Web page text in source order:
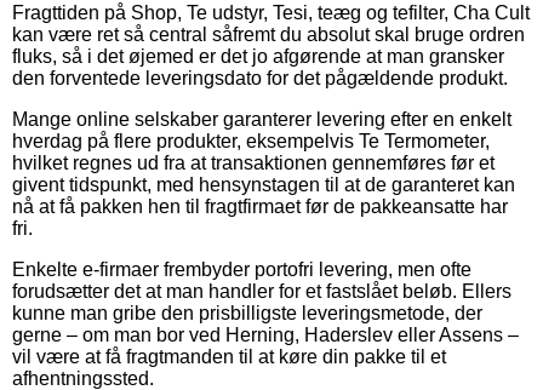
Fragttiden på Shop, Te udstyr, Tesi, teæg og tefilter, Cha Cult
kan være ret så central såfremt du absolut skal bruge ordren
fluks, så i det øjemed er det jo afgørende at man gransker
den forventede leveringsdato for det pågældende produkt.
Mange online selskaber garanterer levering efter en enkelt
hverdag på flere produkter, eksempelvis Te Termometer,
hvilket regnes ud fra at transaktionen gennemføres før et
givent tidspunkt, med hensynstagen til at de garanteret kan
nå at få pakken hen til fragtfirmaet før de pakkeansatte har
fri.
Enkelte e-firmaer frembyder portofri levering, men ofte
forudsætter det at man handler for et fastslået beløb. Ellers
kunne man gribe den prisbilligste leveringsmetode, der
gerne – om man bor ved Herning, Haderslev eller Assens –
vil være at få fragtmanden til at køre din pakke til et
afhentningssted.